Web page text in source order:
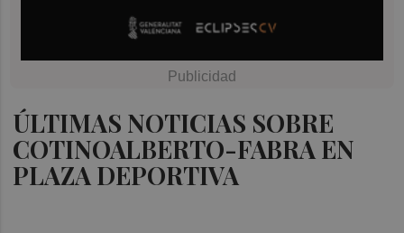
ÚLTIMAS NOTICIAS SOBRE
COTINOALBERTO-FABRA EN
PLAZA DEPORTIVA